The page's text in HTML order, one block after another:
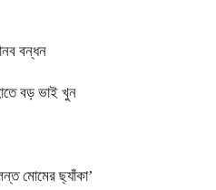
বন্ধন
বড় ভাই খুন
মোমের ছ্যাঁকা’